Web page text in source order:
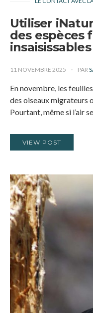
Utiliser
des espèces
insaisissables
11 NOVEMBRE 2025 PAR
En novembre, les
des oiseaux migrateurs
Pourtant, même si l’air
VIEW POST